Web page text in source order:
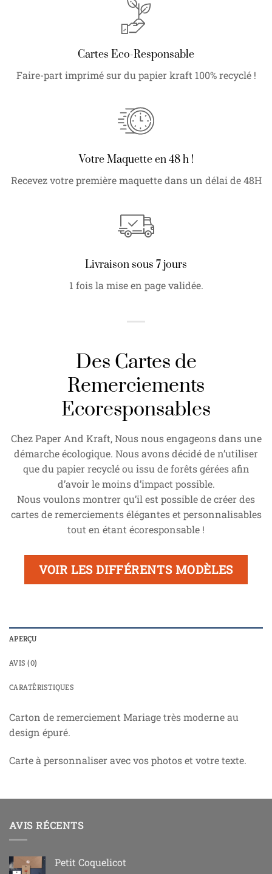
Cartes Eco-Responsable
Faire-part imprimé sur du papier kraft 100% recyclé !
Votre Maquette en 48 h !
Recevez votre première maquette dans un délai de 48H
Livraison sous 7 jours
1 fois la mise en page validée.
Des Cartes de
Remerciements
Ecoresponsables
Chez Paper And Kraft, Nous nous engageons dans une
démarche écologique. Nous avons décidé de n’utiliser
que du papier recyclé ou issu de forêts gérées afin
d’avoir le moins d’impact possible.
Nous voulons montrer qu’il est possible de créer des
cartes de remerciements élégantes et personnalisables
tout en étant écoresponsable !
VOIR LES DIFFÉRENTS MODÈLES
APERÇU
AVIS (0)
CARATÉRISTIQUES
Carton de remerciement Mariage très moderne au
design épuré.
Carte à personnaliser avec vos photos et votre texte.
AVIS RÉCENTS
Petit Coquelicot